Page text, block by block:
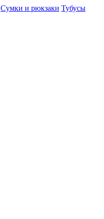
Сумки и рюкзаки Тубусы